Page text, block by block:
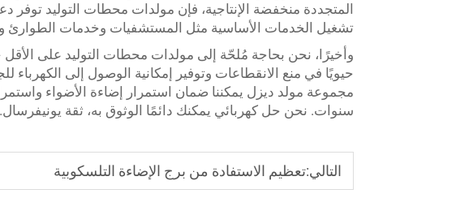
المتجددة منخفضة الإنتاجية، فإن مولدات محطات التوليد توفر
تشغيل الخدمات الأساسية مثل المستشفيات وخدمات الطوارئ
حيويًا في منع الانقطاعات وتوفير إمكانية الوصول إلى الكهرباء
مجموعة مولد ديزل يمكننا ضمان استمرار إضاءة الأضواء
سنوات. نحن حل كهربائي يمكنك دائمًا الوثوق به، ثقة يونيفرسال.
التالي:تعظيم الاستفادة من برج الإضاءة التلسكوبية